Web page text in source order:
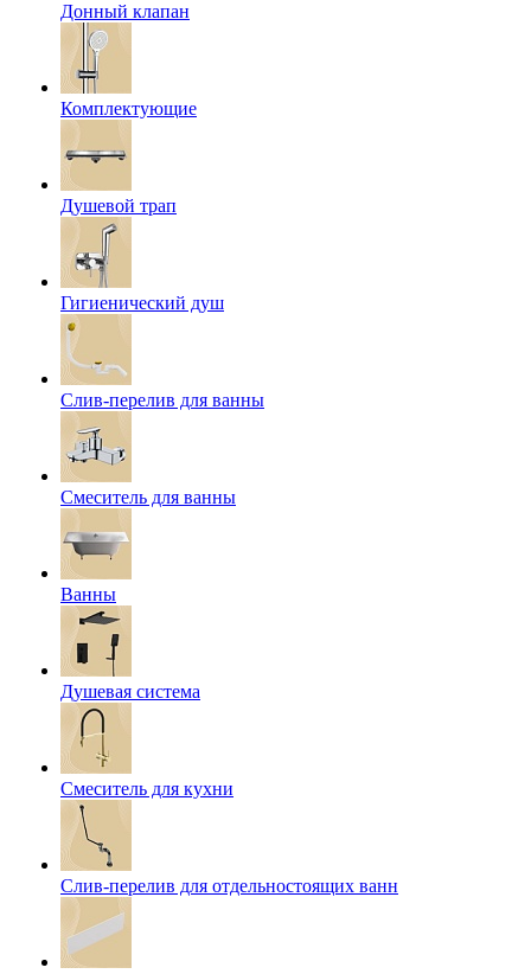
Донный клапан
Комплектующие
Душевой трап
Гигиенический душ
Слив-перелив для ванны
Смеситель для ванны
Ванны
Душевая система
Смеситель для кухни
Слив-перелив для отдельностоящих ванн